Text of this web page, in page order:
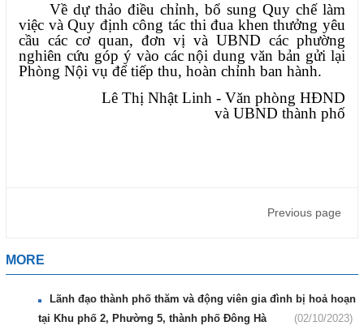
Về dự thảo điều chỉnh, bổ sung Quy chế làm
việc và Quy định công tác thi đua khen thưởng yêu
cầu các cơ quan, đơn vị và UBND các phường
nghiên cứu góp ý vào các nội dung văn bản gửi lại
Phòng Nội vụ để tiếp thu, hoàn chỉnh ban hành.
Lê Thị Nhật Linh - Văn phòng HĐND
và UBND thành phố
Previous page
MORE
Lãnh đạo thành phố thăm và động viên gia đình bị hoả hoạn
tại Khu phố 2, Phường 5, thành phố Đông Hà
(02/10/2023)